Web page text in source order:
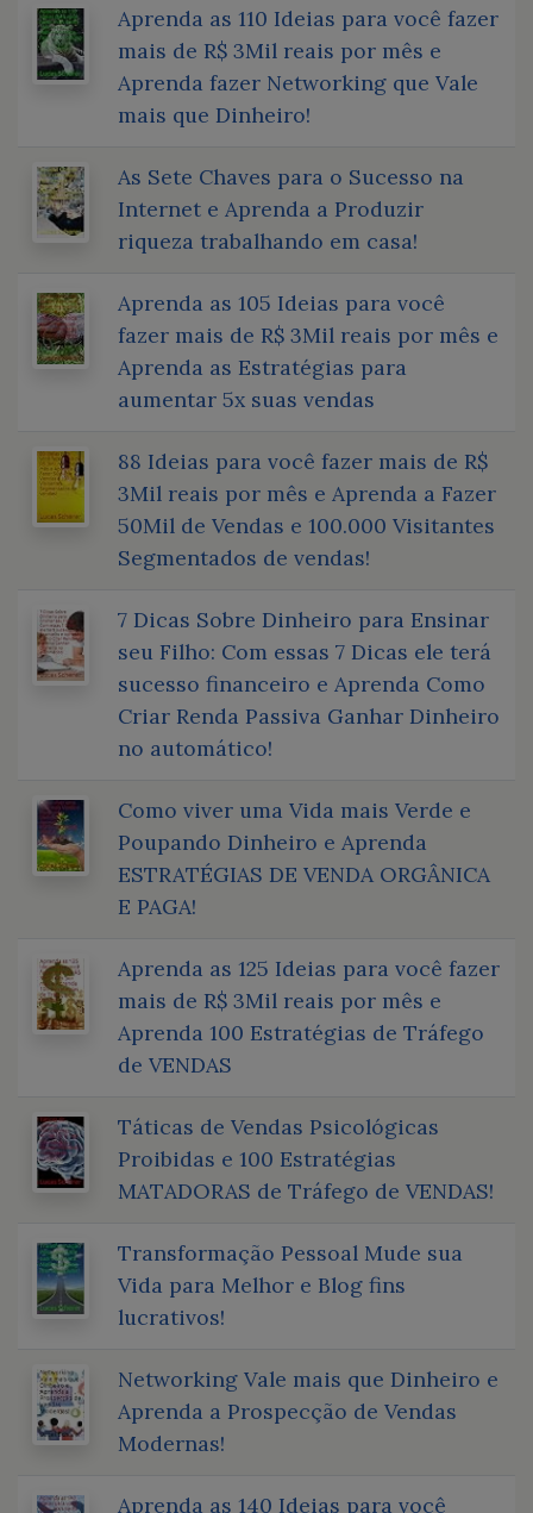
Aprenda as 110 Ideias para você fazer
mais de R$ 3Mil reais por mês e
Aprenda fazer Networking que Vale
mais que Dinheiro!
As Sete Chaves para o Sucesso na
Internet e Aprenda a Produzir
riqueza trabalhando em casa!
Aprenda as 105 Ideias para você
fazer mais de R$ 3Mil reais por mês e
Aprenda as Estratégias para
aumentar 5x suas vendas
88 Ideias para você fazer mais de R$
3Mil reais por mês e Aprenda a Fazer
50Mil de Vendas e 100.000 Visitantes
Segmentados de vendas!
7 Dicas Sobre Dinheiro para Ensinar
seu Filho: Com essas 7 Dicas ele terá
sucesso financeiro e Aprenda Como
Criar Renda Passiva Ganhar Dinheiro
no automático!
Como viver uma Vida mais Verde e
Poupando Dinheiro e Aprenda
ESTRATÉGIAS DE VENDA ORGÂNICA
E PAGA!
Aprenda as 125 Ideias para você fazer
mais de R$ 3Mil reais por mês e
Aprenda 100 Estratégias de Tráfego
de VENDAS
Táticas de Vendas Psicológicas
Proibidas e 100 Estratégias
MATADORAS de Tráfego de VENDAS!
Transformação Pessoal Mude sua
Vida para Melhor e Blog fins
lucrativos!
Networking Vale mais que Dinheiro e
Aprenda a Prospecção de Vendas
Modernas!
Aprenda as 140 Ideias para você